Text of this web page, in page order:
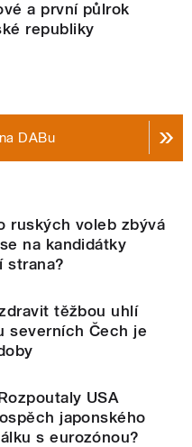
a první půlrok
republiky
DABu
ruských voleb zbývá
na kandidátky
strana?
těžbou uhlí
severních Čech je
USA
japonského
s eurozónou?